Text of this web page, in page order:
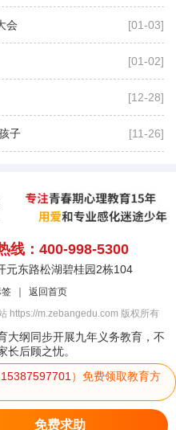
会 [01-03]
[01-02]
[12-28]
子 [11-26]
线：400-998-5300
元东路松湖碧桂园2栋104
返回首页
https://m.zebangedu.com 版权所有
大纲同步开展九年义务教育，不
长后顾之忧。
15387597701 ）免费领取教育方
免费求助